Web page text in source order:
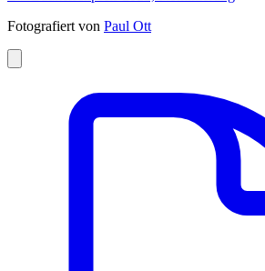
Fotografiert von Paul Ott